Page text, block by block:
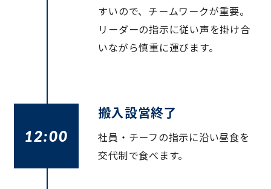
すいので、チームワークが重要。
リーダーの指示に従い声を掛け合
いながら慎重に運びます。
12:00
搬入設営終了
社員・チーフの指示に沿い昼食を
交代制で食べます。